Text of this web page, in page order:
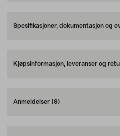
Spesifikasjoner, dokumentasjon og
Kjøpsinformasjon, leveranser og
Anmeldelser (9)